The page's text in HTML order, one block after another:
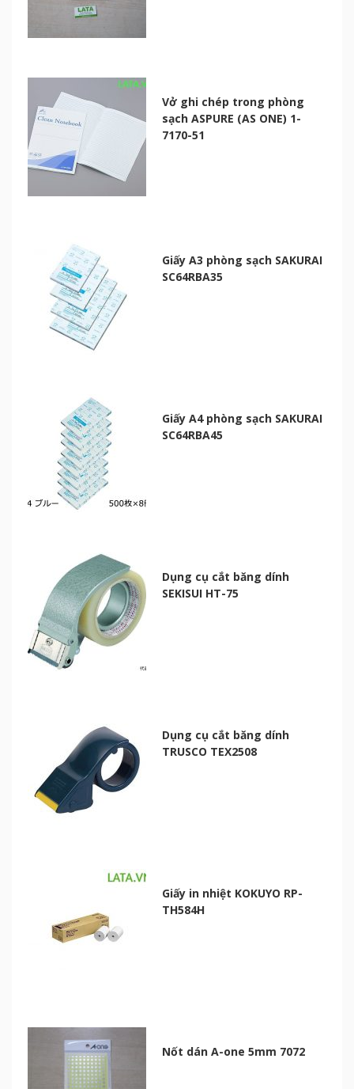
Vở ghi chép trong phòng
sạch ASPURE (AS ONE) 1-
7170-51
Giấy A3 phòng sạch SAKURAI
SC64RBA35
Giấy A4 phòng sạch SAKURAI
SC64RBA45
Dụng cụ cắt băng dính
SEKISUI HT-75
Dụng cụ cắt băng dính
TRUSCO TEX2508
Giấy in nhiệt KOKUYO RP-
TH584H
Nốt dán A-one 5mm 7072